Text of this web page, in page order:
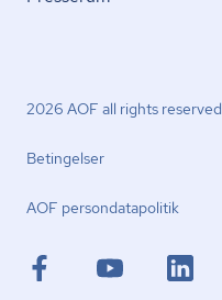
2026 AOF all rights reserved
Betingelser
AOF per­son­da­ta­po­li­tik